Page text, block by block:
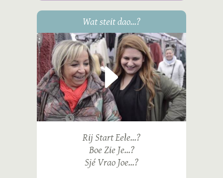
Wat steit dao...?
Rij Start Eele...?
Boe Zie Je...?
Sjé Vrao Joe...?